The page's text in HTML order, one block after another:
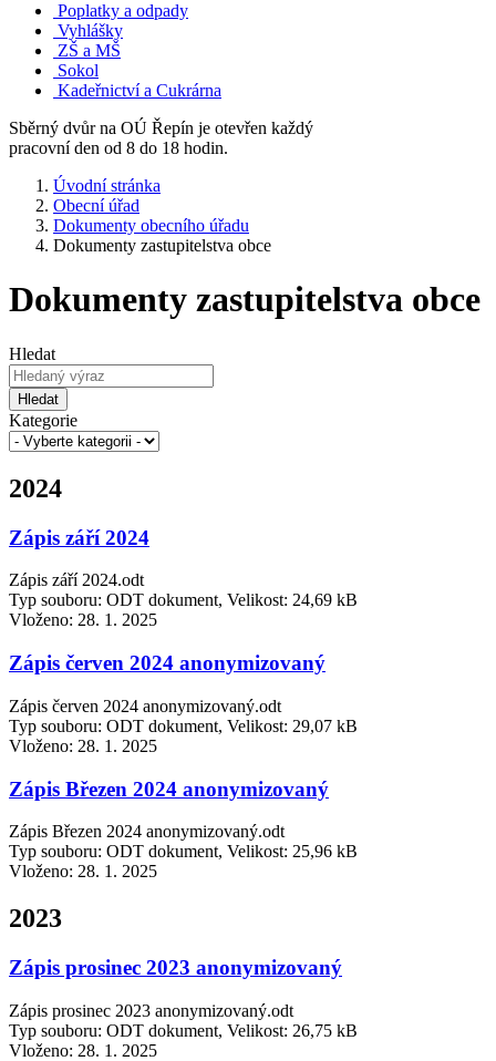
Poplatky a odpady
Vyhlášky
ZŠ a MŠ
Sokol
Kadeřnictví a Cukrárna
Sběrný dvůr na OÚ Řepín je otevřen každý
pracovní den od 8 do 18 hodin.
Úvodní stránka
Obecní úřad
Dokumenty obecního úřadu
Dokumenty zastupitelstva obce
Dokumenty zastupitelstva obce
Hledat
Hledat
Kategorie
2024
Zápis září 2024
Zápis září 2024.odt
Typ souboru: ODT dokument, Velikost: 24,69 kB
Vloženo: 28. 1. 2025
Zápis červen 2024 anonymizovaný
Zápis červen 2024 anonymizovaný.odt
Typ souboru: ODT dokument, Velikost: 29,07 kB
Vloženo: 28. 1. 2025
Zápis Březen 2024 anonymizovaný
Zápis Březen 2024 anonymizovaný.odt
Typ souboru: ODT dokument, Velikost: 25,96 kB
Vloženo: 28. 1. 2025
2023
Zápis prosinec 2023 anonymizovaný
Zápis prosinec 2023 anonymizovaný.odt
Typ souboru: ODT dokument, Velikost: 26,75 kB
Vloženo: 28. 1. 2025